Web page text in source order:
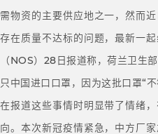
需物资的主要供应地之一，然而
存在质量不达标的问题，最新一
（NOS）28日报道称，荷兰卫生
只中国进口口罩，因为这批口罩“
在报道这些事情时明显带了情绪
向。本次新冠疫情紧急，中方厂